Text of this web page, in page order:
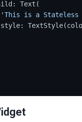
'This is a Stateless